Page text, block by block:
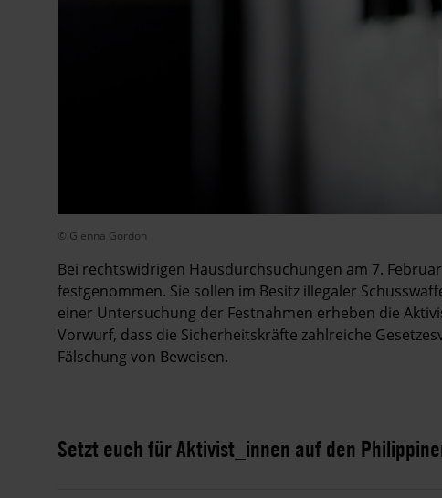
© Glenna Gordon
Bei rechtswidrigen Hausdurchsuchungen am 7.
festgenommen. Sie sollen im Besitz illegaler
einer Untersuchung der Festnahmen erheben die
Vorwurf, dass die Sicherheitskräfte zahlreiche
Fälschung von Beweisen.
Setzt euch für Aktivist_innen auf den